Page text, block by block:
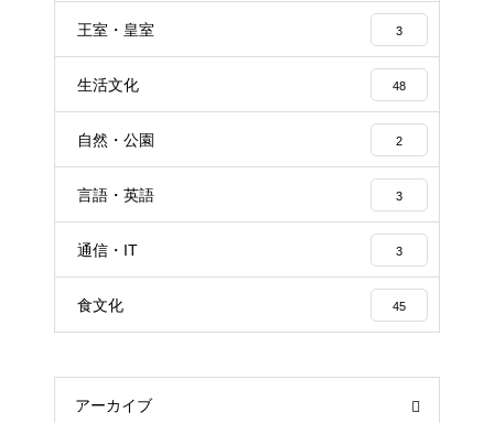
王室・皇室 3
生活文化 48
自然・公園 2
言語・英語 3
通信・IT 3
食文化 45
アーカイブ